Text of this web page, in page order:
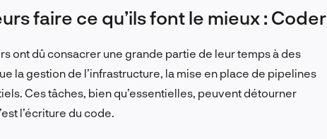
faire ce qu’ils font le mieux : Coder
ont dû consacrer une grande partie de leur temps à des
la gestion de l’infrastructure, la mise en place de pipelines
Ces tâches, bien qu’essentielles, peuvent détourner
l’écriture du code.